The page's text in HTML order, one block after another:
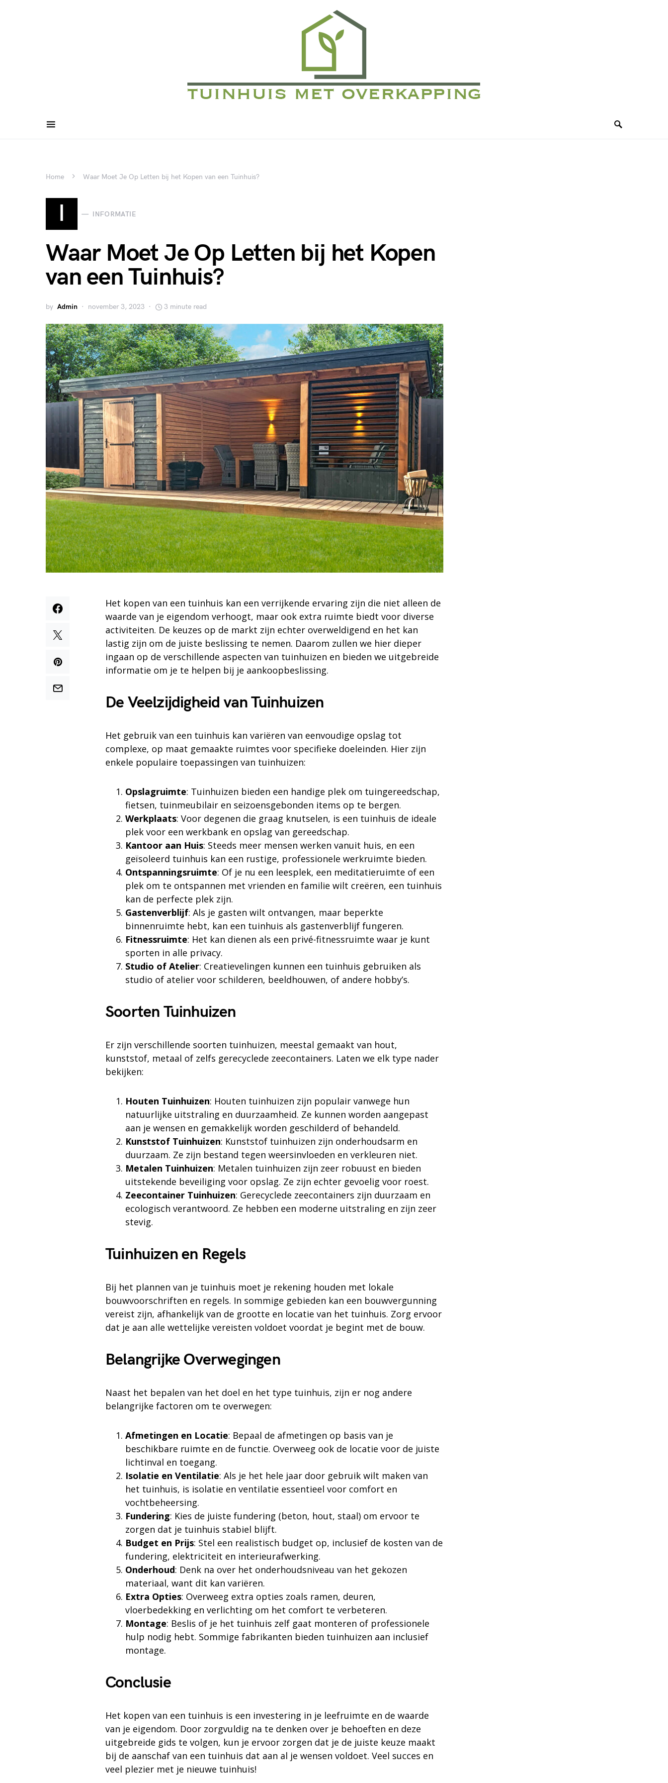
Home Waar Moet Je Op Letten bij het Kopen van een Tuinhuis?
I INFORMATIE
Waar Moet Je Op Letten bij het Kopen
van een Tuinhuis?
by Admin november 3, 2023 3 minute read
Het kopen van een tuinhuis kan een verrijkende ervaring zijn die niet alleen de
waarde van je eigendom verhoogt, maar ook extra ruimte biedt voor diverse
activiteiten. De keuzes op de markt zijn echter overweldigend en het kan
lastig zijn om de juiste beslissing te nemen. Daarom zullen we hier dieper
ingaan op de verschillende aspecten van tuinhuizen en bieden we uitgebreide
informatie om je te helpen bij je aankoopbeslissing.
De Veelzijdigheid van Tuinhuizen
Het gebruik van een tuinhuis kan variëren van eenvoudige opslag tot
complexe, op maat gemaakte ruimtes voor specifieke doeleinden. Hier zijn
enkele populaire toepassingen van tuinhuizen:
Opslagruimte: Tuinhuizen bieden een handige plek om tuingereedschap,
fietsen, tuinmeubilair en seizoensgebonden items op te bergen.
Werkplaats: Voor degenen die graag knutselen, is een tuinhuis de ideale
plek voor een werkbank en opslag van gereedschap.
Kantoor aan Huis: Steeds meer mensen werken vanuit huis, en een
geïsoleerd tuinhuis kan een rustige, professionele werkruimte bieden.
Ontspanningsruimte: Of je nu een leesplek, een meditatieruimte of een
plek om te ontspannen met vrienden en familie wilt creëren, een tuinhuis
kan de perfecte plek zijn.
Gastenverblijf: Als je gasten wilt ontvangen, maar beperkte
binnenruimte hebt, kan een tuinhuis als gastenverblijf fungeren.
Fitnessruimte: Het kan dienen als een privé-fitnessruimte waar je kunt
sporten in alle privacy.
Studio of Atelier: Creatievelingen kunnen een tuinhuis gebruiken als
studio of atelier voor schilderen, beeldhouwen, of andere hobby’s.
Soorten Tuinhuizen
Er zijn verschillende soorten tuinhuizen, meestal gemaakt van hout,
kunststof, metaal of zelfs gerecyclede zeecontainers. Laten we elk type nader
bekijken:
Houten Tuinhuizen: Houten tuinhuizen zijn populair vanwege hun
natuurlijke uitstraling en duurzaamheid. Ze kunnen worden aangepast
aan je wensen en gemakkelijk worden geschilderd of behandeld.
Kunststof Tuinhuizen: Kunststof tuinhuizen zijn onderhoudsarm en
duurzaam. Ze zijn bestand tegen weersinvloeden en verkleuren niet.
Metalen Tuinhuizen: Metalen tuinhuizen zijn zeer robuust en bieden
uitstekende beveiliging voor opslag. Ze zijn echter gevoelig voor roest.
Zeecontainer Tuinhuizen: Gerecyclede zeecontainers zijn duurzaam en
ecologisch verantwoord. Ze hebben een moderne uitstraling en zijn zeer
stevig.
Tuinhuizen en Regels
Bij het plannen van je tuinhuis moet je rekening houden met lokale
bouwvoorschriften en regels. In sommige gebieden kan een bouwvergunning
vereist zijn, afhankelijk van de grootte en locatie van het tuinhuis. Zorg ervoor
dat je aan alle wettelijke vereisten voldoet voordat je begint met de bouw.
Belangrijke Overwegingen
Naast het bepalen van het doel en het type tuinhuis, zijn er nog andere
belangrijke factoren om te overwegen:
Afmetingen en Locatie: Bepaal de afmetingen op basis van je
beschikbare ruimte en de functie. Overweeg ook de locatie voor de juiste
lichtinval en toegang.
Isolatie en Ventilatie: Als je het hele jaar door gebruik wilt maken van
het tuinhuis, is isolatie en ventilatie essentieel voor comfort en
vochtbeheersing.
Fundering: Kies de juiste fundering (beton, hout, staal) om ervoor te
zorgen dat je tuinhuis stabiel blijft.
Budget en Prijs: Stel een realistisch budget op, inclusief de kosten van de
fundering, elektriciteit en interieurafwerking.
Onderhoud: Denk na over het onderhoudsniveau van het gekozen
materiaal, want dit kan variëren.
Extra Opties: Overweeg extra opties zoals ramen, deuren,
vloerbedekking en verlichting om het comfort te verbeteren.
Montage: Beslis of je het tuinhuis zelf gaat monteren of professionele
hulp nodig hebt. Sommige fabrikanten bieden tuinhuizen aan inclusief
montage.
Conclusie
Het kopen van een tuinhuis is een investering in je leefruimte en de waarde
van je eigendom. Door zorgvuldig na te denken over je behoeften en deze
uitgebreide gids te volgen, kun je ervoor zorgen dat je de juiste keuze maakt
bij de aanschaf van een tuinhuis dat aan al je wensen voldoet. Veel succes en
veel plezier met je nieuwe tuinhuis!